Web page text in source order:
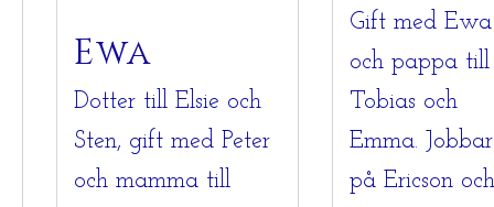
Ewa
Dotter till Elsie och
Sten, gift med Peter
och mamma till
Gift med Ewa
och pappa till
Tobias och
Emma. Jobbar
på Ericson och